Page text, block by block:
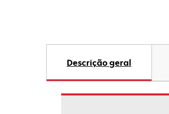
Descrição geral